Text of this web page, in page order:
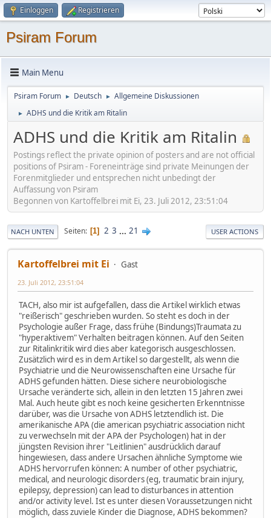
Einloggen Registrieren
Psiram Forum
Main Menu
Psiram Forum ► Deutsch ► Allgemeine Diskussionen
► ADHS und die Kritik am Ritalin
ADHS und die Kritik am Ritalin
Postings reflect the private opinion of posters and are not official
positions of Psiram - Foreneinträge sind private Meinungen der
Forenmitglieder und entsprechen nicht unbedingt der
Auffassung von Psiram
Begonnen von Kartoffelbrei mit Ei, 23. Juli 2012, 23:51:04
NACH UNTEN Seiten 1 2 3 ... 21 USER ACTIONS
Kartoffelbrei mit Ei Gast
23. Juli 2012, 23:51:04
TACH, also mir ist aufgefallen, dass die Artikel wirklich etwas
"reißerisch" geschrieben wurden. So steht es doch in der
Psychologie außer Frage, dass frühe (Bindungs)Traumata zu
"hyperaktivem" Verhalten beitragen können. Auf den Seiten
zur Ritalinkritik wird dies aber kategorisch ausgeschlossen.
Zusätzlich wird es in dem Artikel so dargestellt, als wenn die
Psychiatrie und die Neurowissenschaften eine Ursache für
ADHS gefunden hätten. Diese sichere neurobiologische
Ursache veränderte sich, allein in den letzten 15 Jahren zwei
Mal. Auch heute gibt es noch keine gesicherten Erkenntnisse
darüber, was die Ursache von ADHS letztendlich ist. Die
amerikanische APA (die american psychiatric association nicht
zu verwechseln mit der APA der Psychologen) hat in der
jüngsten Revision ihrer "Leitlinien" ausdrücklich darauf
hingewiesen, dass andere Ursachen ähnliche Symptome wie
ADHS hervorrufen können: A number of other psychiatric,
medical, and neurologic disorders (eg, traumatic brain injury,
epilepsy, depression) can lead to disturbances in attention
and/or activity level. Ist es unter diesen Voraussetzungen nicht
möglich, dass zuviele Kinder die Diagnose, ADHS bekommen?